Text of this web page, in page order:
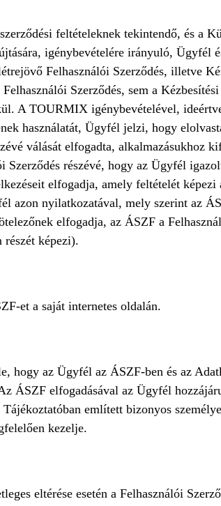
feltételeknek tekintendő, és a
igénybevételére irányuló, Ügyfél
Felhasználói Szerződés, illetve
Szerződés, sem a
A TOURMIX igénybevételével,
használatát, Ügyfél jelzi, hogy
válását elfogadta, alkalmazásukhoz
részévé, hogy az Ügyfél
elfogadja, amely feltételét képezi
azon nyilatkozatával, mely szerint az
elfogadja, az ÁSZF a
részét képezi).
et a saját internetes oldalán.
hogy az Ügyfél az ÁSZF-ben és az
ÁSZF elfogadásával az Ügyfél
említett bizonyos
kezelje.
eltérése esetén a Felhasználói